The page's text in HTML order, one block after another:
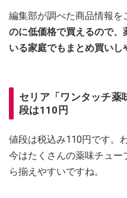
編集部が調べた商品情報を
のに低価格で買えるので
いる家庭でもまとめ買いし
セリア「ワンタッチ薬
段は110円
値段は税込み110円です。
今はたくさんの薬味チュ
ら揃えやすいですね。